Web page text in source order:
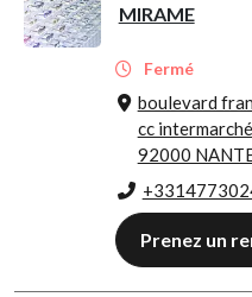
MIRAME
Fermé
boulevard
cc intermarché
92000
Prenez un